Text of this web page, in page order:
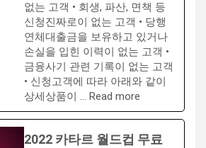
없는 고객 • 회생, 파산, 면책 등
신청진짜로이 없는 고객 • 당행
연체대출금을 보유하고 있거나
손실을 입힌 이력이 없는 고객 •
금융사기 관련 기록이 없는 고객
• 신청고객에 따라 아래와 같이
상세상품이 … Read more
2022 카타르 월드컵 무료